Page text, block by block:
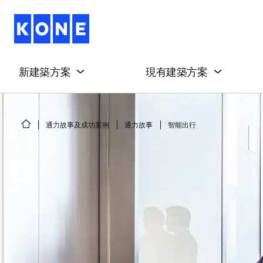
新建築方案 現有建築方案
通力故事及成功案例 通力故事 智能出行